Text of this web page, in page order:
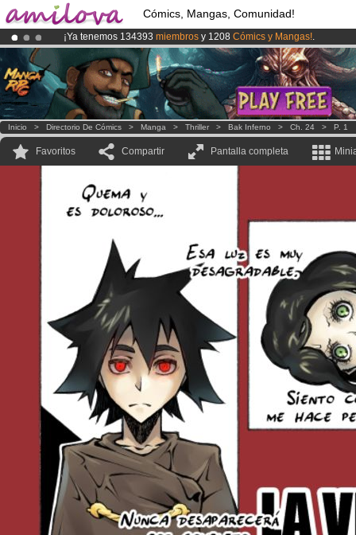
Cómics, Mangas, Comunidad!
¡Ya tenemos 134393 miembros y 1208 Cómics y Mangas!.
¡Conviertete en Premium por3.95 eurosal mes!Hazte Premium ya
El Kickstarter Amilova está desormado lanzado!.
Inicio > Directorio De Cómics > Manga > Thriller > Bak Inferno > Ch. 24 > P. 1
Favoritos Compartir Pantalla completa